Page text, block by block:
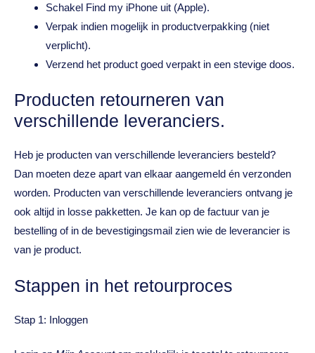
Schakel Find my iPhone uit (Apple).
Verpak indien mogelijk in productverpakking (niet
verplicht).
Verzend het product goed verpakt in een stevige doos.
Producten retourneren van
verschillende leveranciers.
Heb je producten van verschillende leveranciers besteld?
Dan moeten deze apart van elkaar aangemeld én verzonden
worden. Producten van verschillende leveranciers ontvang je
ook altijd in losse pakketten. Je kan op de factuur van je
bestelling of in de bevestigingsmail zien wie de leverancier is
van je product.
Stappen in het retourproces
Stap 1: Inloggen